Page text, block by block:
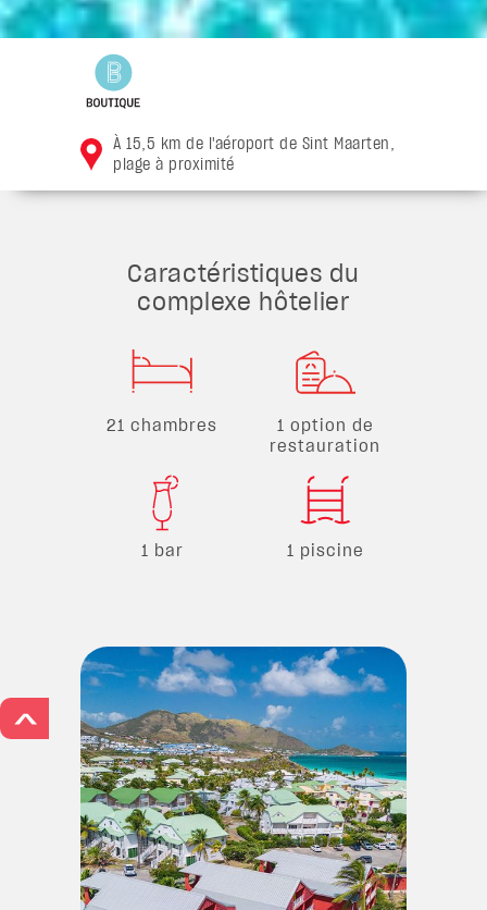
À 15,5 km de l'aéroport de Sint Maarten,
plage à proximité
Caractéristiques du
complexe hôtelier
21 chambres
1 option de
restauration
1 bar 1 piscine